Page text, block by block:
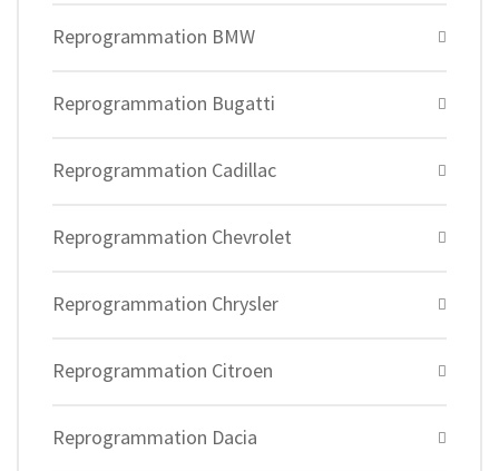
Reprogrammation BMW
Reprogrammation Bugatti
Reprogrammation Cadillac
Reprogrammation Chevrolet
Reprogrammation Chrysler
Reprogrammation Citroen
Reprogrammation Dacia